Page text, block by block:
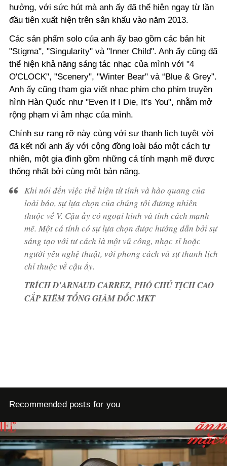
hưởng, với sức hút mà anh ấy đã thể hiện ngay từ lần
đầu tiên xuất hiện trên sân khấu vào năm 2013.
Các sản phẩm solo của anh ấy bao gồm các bản hit
"Stigma", "Singularity" và "Inner Child". Anh ấy cũng đã
thể hiện khả năng sáng tác nhạc của mình với "4
O'CLOCK", "Scenery", "Winter Bear" và “Blue & Grey”.
Anh ấy cũng tham gia viết nhạc phim cho phim truyền
hình Hàn Quốc như "Even If I Die, It's You", nhằm mở
rộng phạm vi âm nhạc của mình.
Chính sự rạng rỡ này cùng với sự thanh lịch tuyệt vời
đã kết nối anh ấy với cộng đồng loài báo một cách tự
nhiên, một gia đình gồm những cá tính mạnh mẽ được
thống nhất bởi cùng một bản năng.
Khi nói đến việc thể hiện từ tính và hào quang của
loài báo, sự lựa chọn của chúng tôi đương nhiên
thuộc về V. Cậu ấy có ngoại hình và tính cách mạnh
mẽ. Một cá tính có sự lựa chọn được hướng dẫn bởi sự
sáng tạo với tư cách là một vũ công, nhạc sĩ hoặc
người yêu nghệ thuật, với phong cách và sự thanh lịch
chỉ thuộc về cậu ấy.
TRÍCH D'ARNAUD CARREZ, PHÓ CHỦ TỊCH CAO
CẤP KIÊM TỔNG GIÁM ĐỐC MKT
Recommended posts for you